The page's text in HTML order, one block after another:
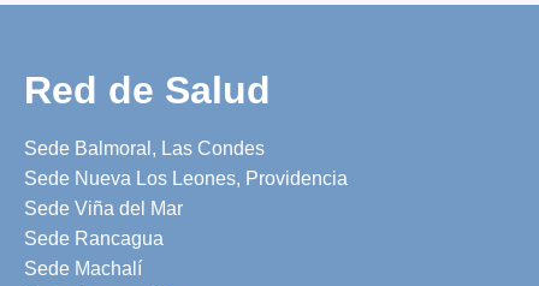
Red de Salud
Sede Balmoral, Las Condes
Sede Nueva Los Leones, Providencia
Sede Viña del Mar
Sede Rancagua
Sede Machalí